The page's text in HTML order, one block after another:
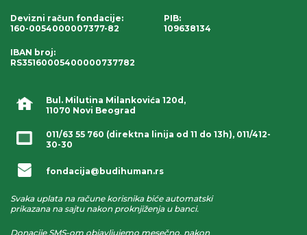
Bul. Milutina Milankovića 120d,
11070 Novi Beograd
011/63 55 760 (direktna linija od 11 do 13h), 011/412-
30-30
fondacija@budihuman.rs
Svaka uplata na račune korisnika biće automatski
prikazana na sajtu nakon proknjiženja u banci.
Donacije SMS-om objavljujemo mesečno, nakon
Devizni račun fondacije:
160-0054000007377-82
IBAN broj:
RS35160005400000737782
PIB:
109638134